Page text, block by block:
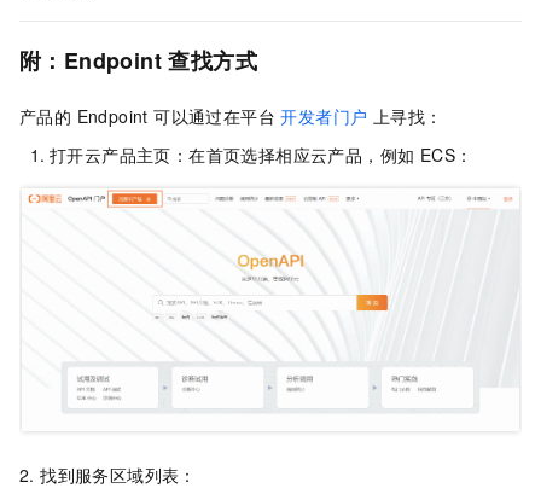
附：Endpoint 查找方式
产品的 Endpoint 可以通过在平台开发者门户 上寻找：
打开云产品主页：在首页选择相应云产品，例如 ECS：
2. 找到服务区域列表：